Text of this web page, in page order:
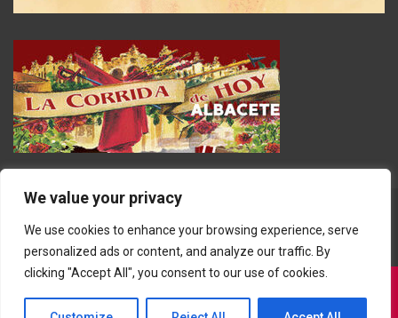
We value your privacy
We use cookies to enhance your browsing experience, serve
personalized ads or content, and analyze our traffic. By
clicking "Accept All", you consent to our use of cookies.